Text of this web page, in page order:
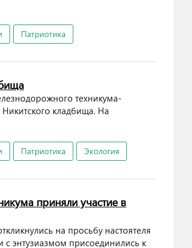
Патриотика
техникума-
кладбища. На
Патриотика Экология
приняли участие в
на просьбу настоятеля
энтузиазмом присоединились к